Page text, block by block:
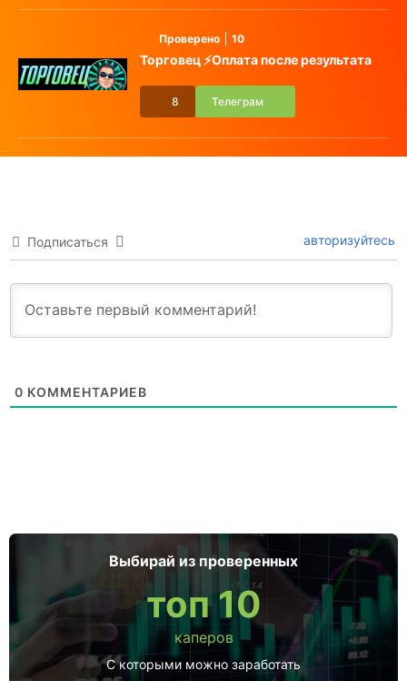
Проверено 10
Торговец ⚡️Оплата после результата
8 Телеграм
Подписаться авторизуйтесь
0 КОММЕНТАРИЕВ
Выбирай из проверенных
топ 10
каперов
С которыми можно заработать